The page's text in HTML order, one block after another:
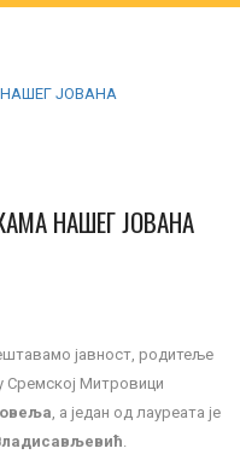
НАШЕГ ЈОВАНА
јавност, родитеље
Сремској Митровици
, а један од лауреата је
.